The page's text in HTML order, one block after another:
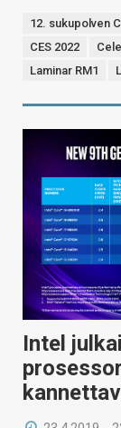
12. sukupolven
CES 2022
Laminar RM1
Intel